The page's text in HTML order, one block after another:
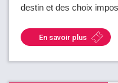
destin et des choix
En savoir plus